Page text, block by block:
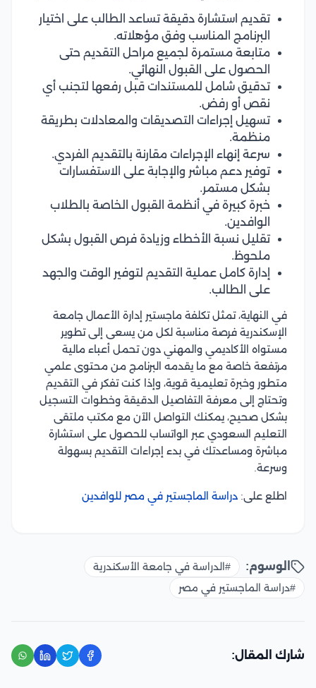
تقديم استشارة دقيقة تساعد الطالب على اختيار
البرنامج المناسب وفق مؤهلاته.
متابعة مستمرة لجميع مراحل التقديم حتى
الحصول على القبول النهائي.
تدقيق شامل للمستندات قبل رفعها لتجنب أي
نقص أو رفض.
تسهيل إجراءات التصديقات والمعادلات بطريقة
منظمة.
سرعة إنهاء الإجراءات مقارنة بالتقديم الفردي.
توفير دعم مباشر والإجابة على الاستفسارات
بشكل مستمر.
خبرة كبيرة في أنظمة القبول الخاصة بالطلاب
الوافدين.
تقليل نسبة الأخطاء وزيادة فرص القبول بشكل
ملحوظ.
إدارة كامل عملية التقديم لتوفير الوقت والجهد
على الطالب.
في النهاية، تمثل تكلفة ماجستير إدارة الأعمال جامعة
الإسكندرية فرصة مناسبة لكل من يسعى إلى تطوير
مستواه الأكاديمي والمهني دون تحمل أعباء مالية
مرتفعة خاصة مع ما يقدمه البرنامج من محتوى علمي
متطور وخبرة تعليمية قوية، وإذا كنت تفكر في التقديم
وتحتاج إلى معرفة التفاصيل الدقيقة وخطوات التسجيل
بشكل صحيح، يمكنك التواصل الآن مع مكتب ملتقى
التعليم السعودي عبر الواتساب للحصول على استشارة
مباشرة ومساعدتك في بدء إجراءات التقديم بسهولة
وسرعة.
اطلع على: دراسة الماجستير في مصر للوافدين
الوسوم:
#الدراسة في جامعة الأسكندرية
#دراسة الماجستير في مصر
شارك المقال: